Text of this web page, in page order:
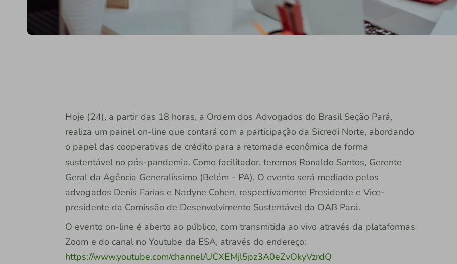
Hoje (24), a partir das 18 horas, a Ordem dos Advogados do Brasil Seção Pará,
realiza um painel on-line que contará com a participação da Sicredi Norte, abordando
o papel das cooperativas de crédito para a retomada econômica de forma
sustentável no pós-pandemia. Como facilitador, teremos Ronaldo Santos, Gerente
Geral da Agência Generalíssimo (Belém - PA). O evento será mediado pelos
advogados Denis Farias e Nadyne Cohen, respectivamente Presidente e Vice-
presidente da Comissão de Desenvolvimento Sustentável da OAB Pará.
O evento on-line é aberto ao público, com transmitida ao vivo através da plataformas
Zoom e do canal no Youtube da ESA, através do endereço:
https://www.youtube.com/channel/UCXEMjl5pz3A0eZvOkyVzrdQ